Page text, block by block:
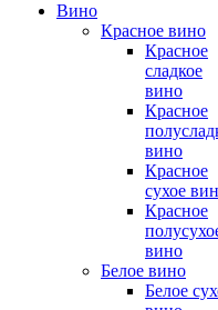
Вино
Красное вино
Красное
сладкое
вино
Красное
вино
Красное
сухое
Красное
вино
Белое вино
Белое